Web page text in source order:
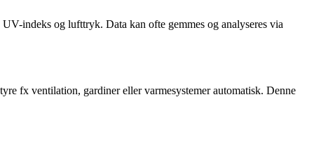
indeks og lufttryk. Data kan ofte gemmes og analyseres via
fx ventilation, gardiner eller varmesystemer automatisk. Denne